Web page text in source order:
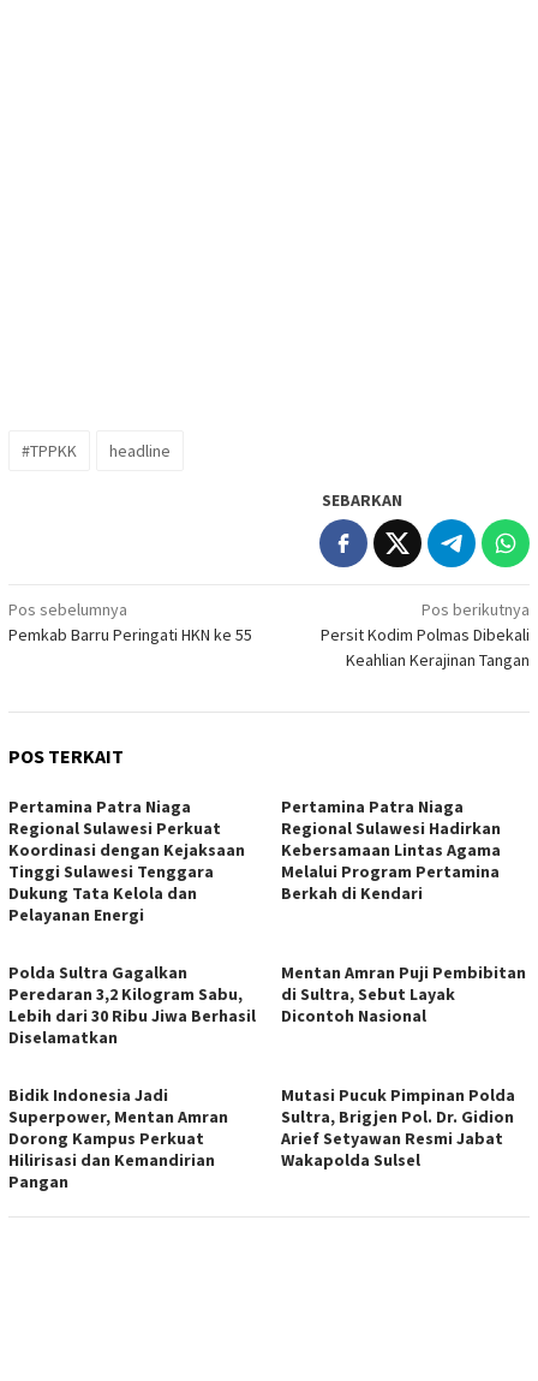
#TPPKK headline
SEBARKAN
Navigasi
pos
Pos sebelumnya
Pemkab Barru Peringati HKN ke 55
Pos berikutnya
Persit Kodim Polmas Dibekali
Keahlian Kerajinan Tangan
POS TERKAIT
Pertamina Patra Niaga
Regional Sulawesi Perkuat
Koordinasi dengan Kejaksaan
Tinggi Sulawesi Tenggara
Dukung Tata Kelola dan
Pelayanan Energi
Pertamina Patra Niaga
Regional Sulawesi Hadirkan
Kebersamaan Lintas Agama
Melalui Program Pertamina
Berkah di Kendari
Polda Sultra Gagalkan
Peredaran 3,2 Kilogram Sabu,
Lebih dari 30 Ribu Jiwa Berhasil
Diselamatkan
Mentan Amran Puji Pembibitan
di Sultra, Sebut Layak
Dicontoh Nasional
Bidik Indonesia Jadi
Superpower, Mentan Amran
Dorong Kampus Perkuat
Hilirisasi dan Kemandirian
Pangan
Mutasi Pucuk Pimpinan Polda
Sultra, Brigjen Pol. Dr. Gidion
Arief Setyawan Resmi Jabat
Wakapolda Sulsel